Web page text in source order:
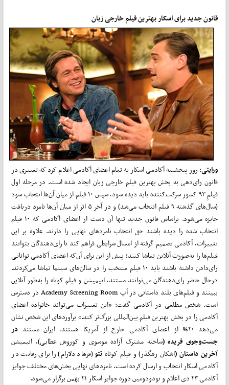
قانون جدید برای اسکار بهترین فیلم خارجی زبان
ورایتی: روز پنجشنبه آکادمی اسکار به تمام اعضای آکادمی اعلام کرد که تغییری در
قانون رای‌دهی به بخش بهترین فیلم خارجی زبان ایجاد شده است. در مرحله اول
فیلمِ ۹۳ کشور شرکت‌کننده باید دیده شود، سپس ۱۰ فیلم از میان آن‌ها انتخاب شود
(سال‌های گذشته ۹ فیلم انتخاب می‌شد) و در آخر ۵ اثر از میان آن‌ها نامزد دریافت
جایزه می‌شود. براساس قانون جدید تنها آن دست از اعضای آکادمی که ۱۰ فیلم
انتخاب شده را دیده باشند حق انتخاب نامزدهای نهایی را دارند. علاوه بر این
تغییرات، آکادمی تصمیم گرفته از امسال شرایطی فراهم کند تا رای‌دهندگان بتوانند
فیلم‌ها را به‌صورت آنلاین تماشا کنند؛ پیش از این برای آن‌که اعضای آکادمی توانایی
رای‌دادن داشته باشند باید ۱۰ فیلم منتخب را در سالن‌های سینما تماشا می‌کردند.
درحال حاضر رای‌دهندگان می‌توانند مستند، انیمیشن و فیلم کوتاه را به‌طور آنلاین
ببینند و فیلم‌های بلند داستانی در اَپ Academy Screening Room در دسترس
است. شخص مطلعی در آکادمی گفت: «این تغییرات می‌تواند خانواده اعضای
آکادمی را در بخش بهترین فیلم بین‌المللی بزرگ‌تر کند.» برآوردهای این شخص نشان
می‌دهد ۲۰% از اعضای آکادمی خارج از آمریکا هستند. ایران مستند
در
جست‌وجوی فریده ( ساخته مشترک آزاده موسوی و کوروش عطایی)، انیمیشن
آخرین داستان ( اشکان رهگذر) و فیلم کوتاهتتو(فرهاد دلارام) را برای رقابت در
آکادمی اسکار انتخاب و ارسال کرده است. نامزدهای نهایی بخش‌های مختلف جوایز
آکادمی ۲۳ دی اعلام و نودودومین دوره جوایز اسکار ۲۱ بهمن برگزار می‌شود.